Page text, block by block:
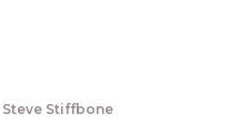
Steve Stiffbone